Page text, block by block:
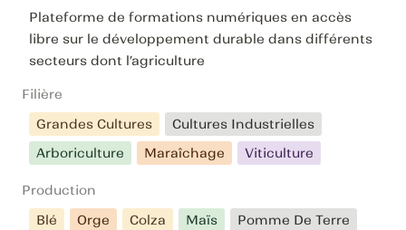
Plateforme de formations numériques en accès
libre sur le développement durable dans différents
secteurs dont l’agriculture
Filière
Grandes Cultures
Cultures Industrielles
Arboriculture
Maraîchage Viticulture
Production
Blé
Orge Colza Maïs
Pomme De Terre